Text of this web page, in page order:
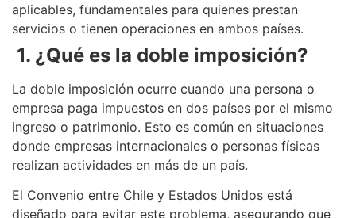
aplicables, fundamentales para quienes prestan
servicios o tienen operaciones en ambos países.
1. ¿Qué es la doble imposición?
La doble imposición ocurre cuando una persona o
empresa paga impuestos en dos países por el mismo
ingreso o patrimonio. Esto es común en situaciones
donde empresas internacionales o personas físicas
realizan actividades en más de un país.
El Convenio entre Chile y Estados Unidos está
diseñado para evitar este problema, asegurando que